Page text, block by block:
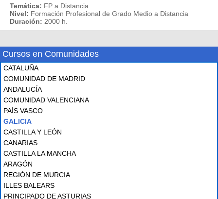
Temática: FP a Distancia
Nivel: Formación Profesional de Grado Medio a Distancia
Duración: 2000 h.
Cursos en Comunidades
CATALUÑA
COMUNIDAD DE MADRID
ANDALUCÍA
COMUNIDAD VALENCIANA
PAÍS VASCO
GALICIA
CASTILLA Y LEÓN
CANARIAS
CASTILLA LA MANCHA
ARAGÓN
REGIÓN DE MURCIA
ILLES BALEARS
PRINCIPADO DE ASTURIAS